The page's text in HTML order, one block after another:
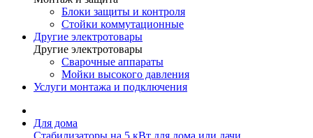
Блоки защиты и контроля
Стойки коммутационные
Другие электротовары
Другие электротовары
Сварочные аппараты
Мойки высокого давления
Услуги монтажа и подключения
Для дома
Стабилизаторы на 5 кВт для дома или дачи